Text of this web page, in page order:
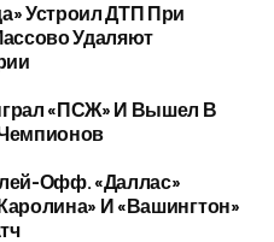
Устроил ДТП При
Удаляют
«ПСЖ» И Вышел В
Офф. «Даллас»
И «Вашингтон»